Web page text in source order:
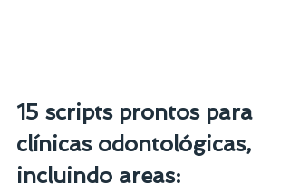
15 scripts prontos para
clínicas odontológicas,
incluindo areas: